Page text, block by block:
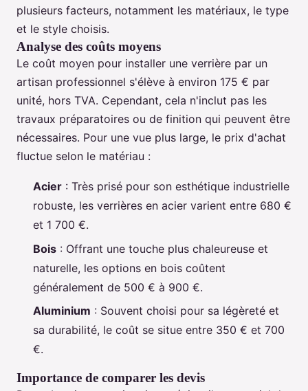
plusieurs facteurs, notamment les matériaux, le type
et le style choisis.
Analyse des coûts moyens
Le coût moyen pour installer une verrière par un
artisan professionnel s'élève à environ 175 € par
unité, hors TVA. Cependant, cela n'inclut pas les
travaux préparatoires ou de finition qui peuvent être
nécessaires. Pour une vue plus large, le prix d'achat
fluctue selon le matériau :
Acier : Très prisé pour son esthétique industrielle
robuste, les verrières en acier varient entre 680 €
et 1 700 €.
Bois : Offrant une touche plus chaleureuse et
naturelle, les options en bois coûtent
généralement de 500 € à 900 €.
Aluminium : Souvent choisi pour sa légèreté et
sa durabilité, le coût se situe entre 350 € et 700
€.
Importance de comparer les devis